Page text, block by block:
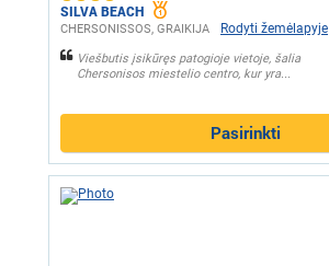
SILVA BEACH
CHERSONISSOS, GRAIKIJA Rodyti žemėlapyje
Viešbutis įsikūręs patogioje vietoje, šalia
Chersonisos miestelio centro, kur yra...
Pasirinkti